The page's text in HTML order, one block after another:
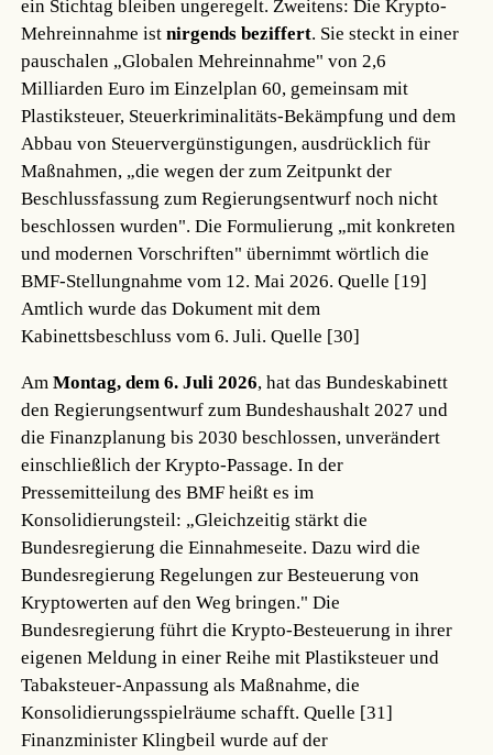
ein Stichtag bleiben ungeregelt. Zweitens: Die Krypto-
Mehreinnahme istnirgends beziffert. Sie steckt in einer
pauschalen „Globalen Mehreinnahme" von 2,6
Milliarden Euro im Einzelplan 60, gemeinsam mit
Plastiksteuer, Steuerkriminalitäts-Bekämpfung und dem
Abbau von Steuervergünstigungen, ausdrücklich für
Maßnahmen, „die wegen der zum Zeitpunkt der
Beschlussfassung zum Regierungsentwurf noch nicht
beschlossen wurden". Die Formulierung „mit konkreten
und modernen Vorschriften" übernimmt wörtlich die
BMF-Stellungnahme vom 12. Mai 2026.Quelle [19]
Amtlich wurde das Dokument mit dem
Kabinettsbeschluss vom 6. Juli.Quelle [30]
AmMontag, dem 6. Juli 2026, hat das Bundeskabinett
den Regierungsentwurf zum Bundeshaushalt 2027 und
die Finanzplanung bis 2030 beschlossen, unverändert
einschließlich der Krypto-Passage. In der
Pressemitteilung des BMF heißt es im
Konsolidierungsteil: „Gleichzeitig stärkt die
Bundesregierung die Einnahmeseite. Dazu wird die
Bundesregierung Regelungen zur Besteuerung von
Kryptowerten auf den Weg bringen." Die
Bundesregierung führt die Krypto-Besteuerung in ihrer
eigenen Meldung in einer Reihe mit Plastiksteuer und
Tabaksteuer-Anpassung als Maßnahme, die
Konsolidierungsspielräume schafft.Quelle [31]
Finanzminister Klingbeil wurde auf der